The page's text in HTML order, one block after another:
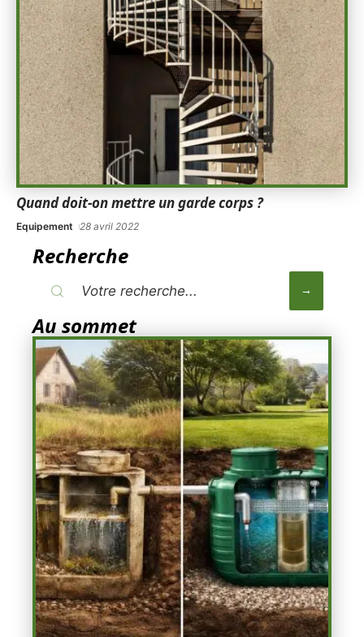
Quand doit-on mettre un garde corps ?
Equipement 28 avril 2022
Recherche
Au sommet